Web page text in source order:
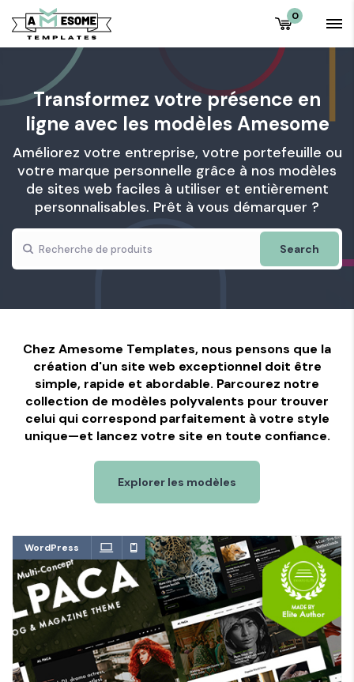
0
Transformez votre présence en
ligne avec les modèles Amesome
Améliorez votre entreprise, votre portefeuille ou
votre marque personnelle grâce à nos modèles
de sites web faciles à utiliser et entièrement
personnalisables. Prêt à vous démarquer ?
Search
Chez Amesome Templates, nous pensons que la
création d'un site web exceptionnel doit être
simple, rapide et abordable. Parcourez notre
collection de modèles polyvalents pour trouver
celui qui correspond parfaitement à votre style
unique—et lancez votre site en toute confiance.
Explorer les modèles
WordPress